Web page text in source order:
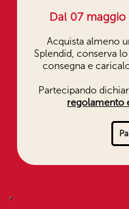
Dal 07
Acquista almeno
Splendid, conserva
consegna e
Partecipando
regolamento